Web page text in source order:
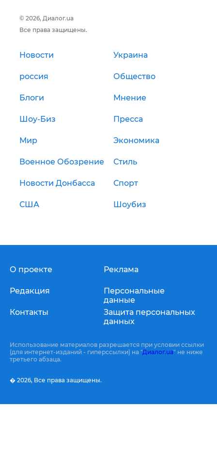
© 2026, Диалог.ua
Все права защищены.
Новости Украина
россия Общество
Блоги Мнение
Шоу-Биз Пресса
Мир Экономика
Военное Обозрение Стиль
Новости Донбасса Спорт
США Шоубиз
О проекте
Редакция
Контакты
Реклама
Персональные
данные
Защита персональных
данных
Использование материалов разрешается при условии ссылки
(для интернет-изданий - гиперссылки) на "Диалог.ua" не ниже
третьего абзаца.
� 2026, Все права защищены.